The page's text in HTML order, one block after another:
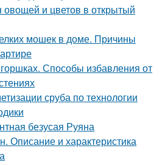
и цветов в открытый
мошек в доме. Причины
Способы избавления от
сруба по технологии
безусая Руяна
Описание и характеристика